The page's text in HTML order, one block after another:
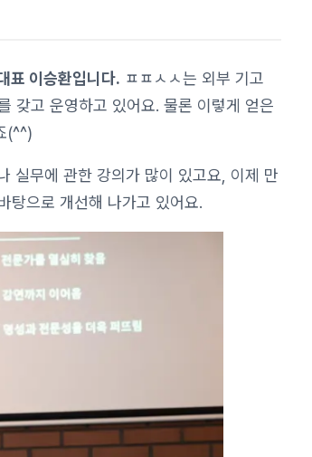
표 이승환입니다. ㅍㅍㅅㅅ는 외부 기고
갖고 운영하고 있어요. 물론 이렇게 얻은
(^^)
실무에 관한 강의가 많이 있고요, 이제 만
탕으로 개선해 나가고 있어요.